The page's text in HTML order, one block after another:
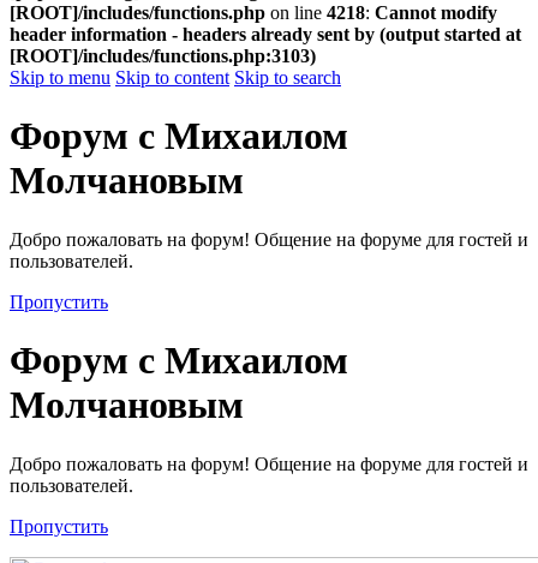
[ROOT]/includes/functions.php on line 4218: Cannot modify
header information - headers already sent by (output started at
[ROOT]/includes/functions.php:3103)
Skip to menu Skip to content Skip to search
Форум с Михаилом
Молчановым
Добро пожаловать на форум! Общение на форуме для гостей и
пользователей.
Пропустить
Форум с Михаилом
Молчановым
Добро пожаловать на форум! Общение на форуме для гостей и
пользователей.
Пропустить